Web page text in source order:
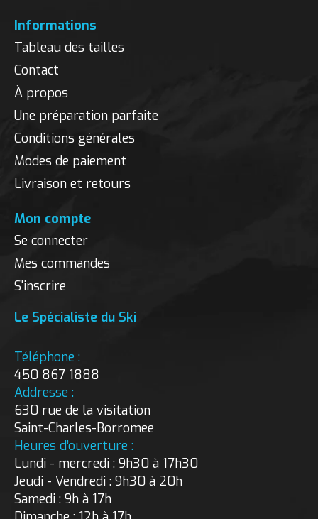
Informations
Tableau des tailles
Contact
À propos
Une préparation parfaite
Conditions générales
Modes de paiement
Livraison et retours
Mon compte
Se connecter
Mes commandes
S'inscrire
Le Spécialiste du Ski
Téléphone :
450 867 1888
Addresse :
630 rue de la visitation
Saint-Charles-Borromee
Heures d’ouverture :
Lundi - mercredi : 9h30 à 17h30
Jeudi - Vendredi : 9h30 à 20h
Samedi : 9h à 17h